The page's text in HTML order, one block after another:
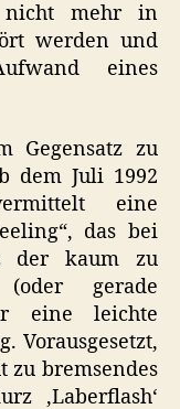
nicht mehr in
werden und
eines
Gegensatz zu
dem Juli 1992
eine
das bei
der kaum zu
(oder gerade
eine leichte
Vorausgesetzt,
zu bremsendes
‚Laberflash‘